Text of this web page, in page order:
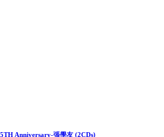
Anniversary-張學友 (2CDs)